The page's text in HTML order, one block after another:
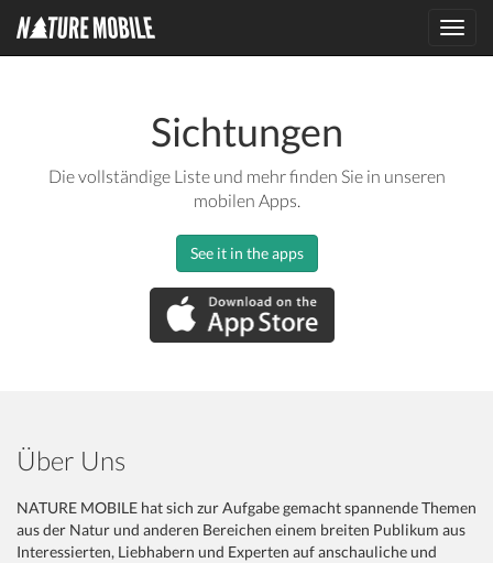
Sichtungen
Die vollständige Liste und mehr finden Sie in unseren
mobilen Apps.
See it in the apps
Über Uns
NATURE MOBILE hat sich zur Aufgabe gemacht spannende Themen
aus der Natur und anderen Bereichen einem breiten Publikum aus
Interessierten, Liebhabern und Experten auf anschauliche und